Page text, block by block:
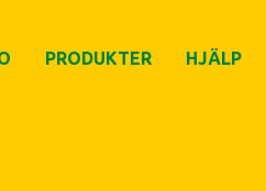
PRODUKTER HJÄLP